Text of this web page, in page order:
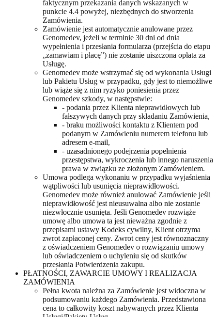
faktycznym przekazania danych wskazanych w
punkcie 4.4 powyżej, niezbędnych do stworzenia
Zamówienia.
Zamówienie jest automatycznie anulowane przez
Genomedev, jeżeli w terminie 30 dni od dnia
wypełnienia i przesłania formularza (przejścia do etapu
„zamawiam i płacę”) nie zostanie uiszczona opłata za
Usługę.
Genomedev może wstrzymać się od wykonania Usługi
lub Pakietu Usług w przypadku, gdy jest to niemożliwe
lub wiąże się z nim ryzyko poniesienia przez
Genomedev szkody, w następstwie:
- podania przez Klienta nieprawidłowych lub
fałszywych danych przy składaniu Zamówienia,
- braku możliwości kontaktu z Klientem pod
podanym w Zamówieniu numerem telefonu lub
adresem e-mail,
- uzasadnionego podejrzenia popełnienia
przestępstwa, wykroczenia lub innego naruszenia
prawa w związku ze złożonym Zamówieniem.
Umowa podlega wykonaniu w przypadku wyjaśnienia
wątpliwości lub usunięcia nieprawidłowości.
Genomedev może również anulować Zamówienie jeśli
nieprawidłowość jest nieusuwalna albo nie zostanie
niezwłocznie usunięta. Jeśli Genomedev rozwiąże
umowę albo umowa ta jest nieważna zgodnie z
przepisami ustawy Kodeks cywilny, Klient otrzyma
zwrot zapłaconej ceny. Zwrot ceny jest równoznaczny
z oświadczeniem Genomedev o rozwiązaniu umowy
lub oświadczeniem o uchyleniu się od skutków
przesłania Potwierdzenia zakupu.
PŁATNOŚCI, ZAWARCIE UMOWY I REALIZACJA
ZAMÓWIENIA
Pełna kwota należna za Zamówienie jest widoczna w
podsumowaniu każdego Zamówienia. Przedstawiona
cena to całkowity koszt nabywanych przez Klienta